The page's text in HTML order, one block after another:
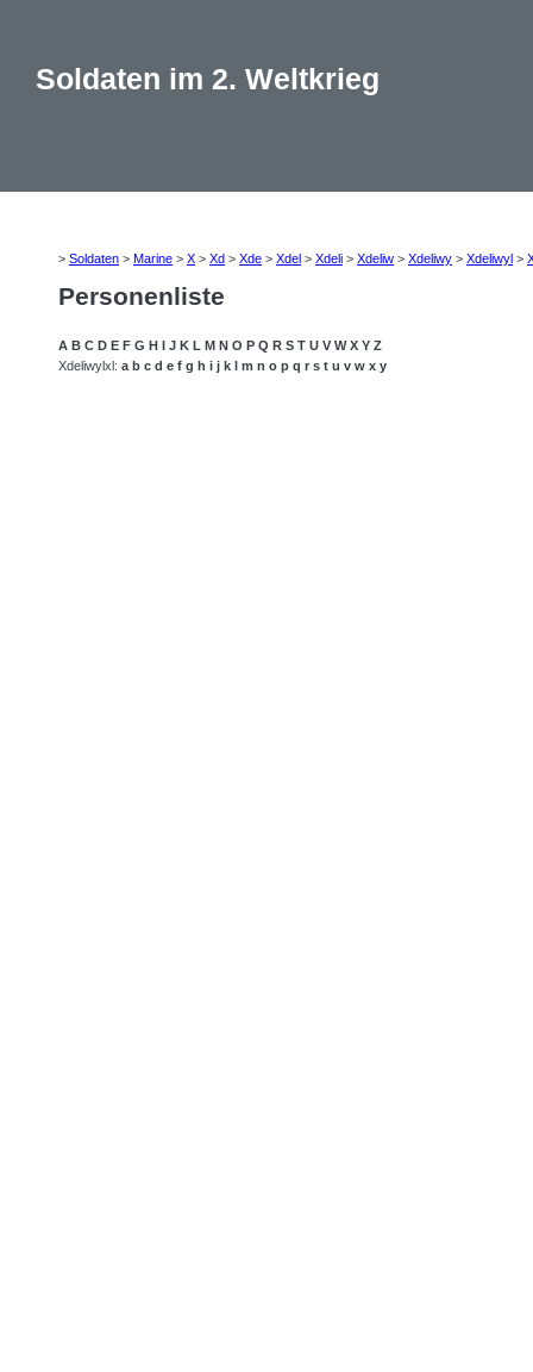
Soldaten im 2. Weltkrieg
> Soldaten > Marine > X > Xd > Xde > Xdel > Xdeli > Xdeliw > Xdeliwy > Xdeliwyl >
Personenliste
A B C D E F G H I J K L M N O P Q R S T U V W X Y Z
Xdeliwylxl: a b c d e f g h i j k l m n o p q r s t u v w x y